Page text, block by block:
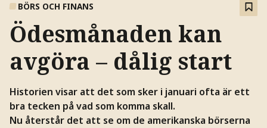
BÖRS OCH FINANS
Ödesmånaden kan
avgöra – dålig start
Historien visar att det som sker i januari ofta är ett
bra tecken på vad som komma skall.
Nu återstår det att se om de amerikanska börserna